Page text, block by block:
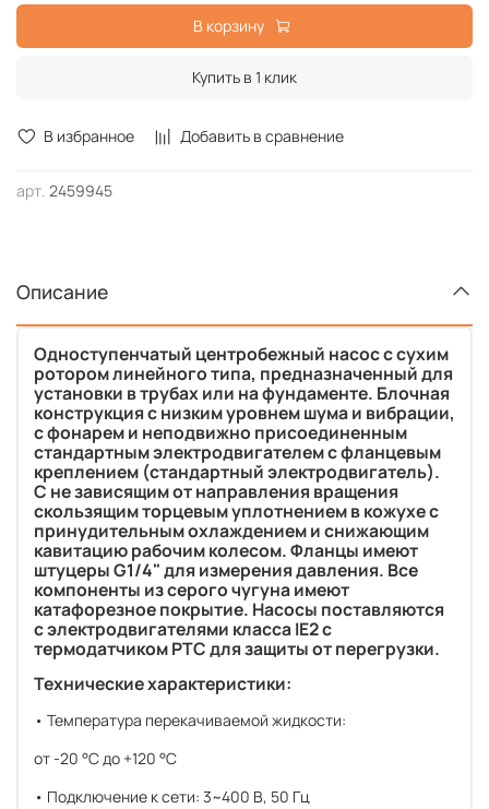
В избранное Добавить в сравнение
арт. 2459945
В корзину
Купить в 1 клик
Описание
Одноступенчатый центробежный насос с сухим
ротором линейного типа, предназначенный для
установки в трубах или на фундаменте. Блочная
конструкция с низким уровнем шума и вибрации,
с фонарем и неподвижно присоединенным
стандартным электродвигателем с фланцевым
креплением (стандартный электродвигатель).
С не зависящим от направления вращения
скользящим торцевым уплотнением в кожухе с
принудительным охлаждением и снижающим
кавитацию рабочим колесом. Фланцы имеют
штуцеры G1/4" для измерения давления. Все
компоненты из серого чугуна имеют
катафорезное покрытие. Насосы поставляются
с электродвигателями класса IE2 c
термодатчиком PTC для защиты от перегрузки.
Технические характеристики:
• Температура перекачиваемой жидкости:
от -20 °C до +120 °C
• Подключение к сети: 3~400 В, 50 Гц